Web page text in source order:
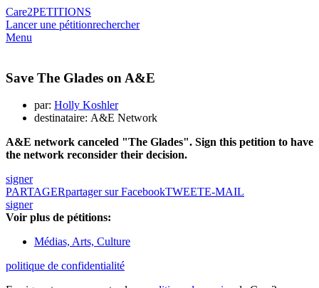
Care2PETITIONS
Lancer une pétitionrechercher
Menu
Save The Glades on A&E
par: Holly Koshler
destinataire: A&E Network
A&E network canceled "The Glades". Sign this petition to have
the network reconsider their decision.
signer
PARTAGERpartager sur FacebookTWEETE-MAIL
signer
Voir plus de pétitions:
Médias, Arts, Culture
politique de confidentialité